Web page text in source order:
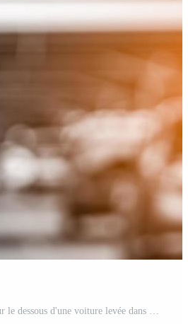
mise au point sélective sur le dessous d'une voiture levée dans un atelier de garage. entreprise de services automobiles. concept de pièces automobiles. voiture garée dans un magasin de service automobile. vérification et entretien de la voiture avant le concept de voyage. Photo Gratuite